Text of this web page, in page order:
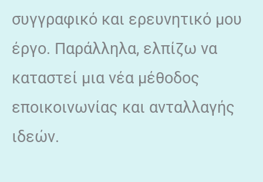
συγγραφικό και ερευνητικό μου
έργο. Παράλληλα, ελπίζω να
καταστεί μια νέα μέθοδος
εποικοινωνίας και ανταλλαγής
ιδεών.